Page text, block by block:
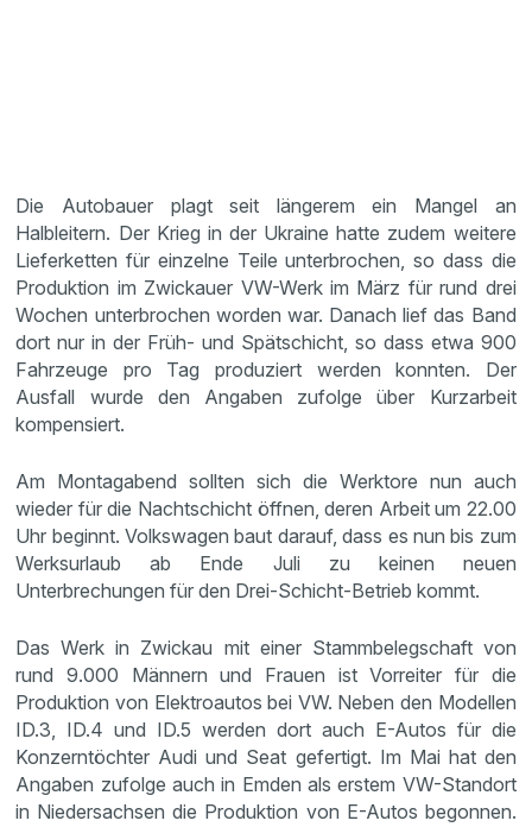
Die Autobauer plagt seit längerem ein Mangel an
Halbleitern. Der Krieg in der Ukraine hatte zudem weitere
Lieferketten für einzelne Teile unterbrochen, so dass die
Produktion im Zwickauer VW-Werk im März für rund drei
Wochen unterbrochen worden war. Danach lief das Band
dort nur in der Früh- und Spätschicht, so dass etwa 900
Fahrzeuge pro Tag produziert werden konnten. Der
Ausfall wurde den Angaben zufolge über Kurzarbeit
kompensiert.
Am Montagabend sollten sich die Werktore nun auch
wieder für die Nachtschicht öffnen, deren Arbeit um 22.00
Uhr beginnt. Volkswagen baut darauf, dass es nun bis zum
Werksurlaub ab Ende Juli zu keinen neuen
Unterbrechungen für den Drei-Schicht-Betrieb kommt.
Das Werk in Zwickau mit einer Stammbelegschaft von
rund 9.000 Männern und Frauen ist Vorreiter für die
Produktion von Elektroautos bei VW. Neben den Modellen
ID.3, ID.4 und ID.5 werden dort auch E-Autos für die
Konzerntöchter Audi und Seat gefertigt. Im Mai hat den
Angaben zufolge auch in Emden als erstem VW-Standort
in Niedersachsen die Produktion von E-Autos begonnen.